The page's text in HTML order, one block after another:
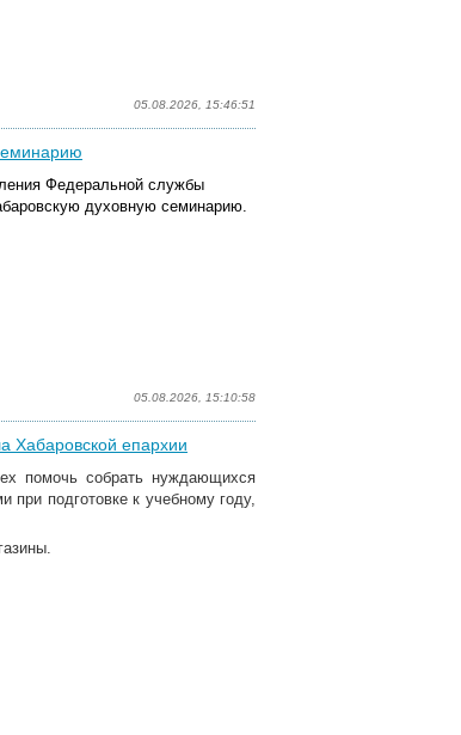
05.08.2026, 15:46:51
Федеральной службы
духовную семинарию.
05.08.2026, 15:10:58
Хабаровской епархии
помочь собрать нуждающихся
при подготовке к учебному году,